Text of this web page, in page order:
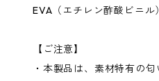
EVA（エチレン酢酸ビニル）
【ご注意】
・本製品は、素材特有の